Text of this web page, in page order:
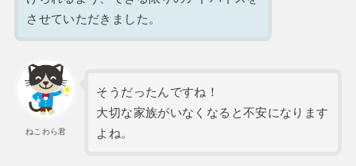
させていただきました。
ねこわら君
そうだったんですね！
大切な家族がいなくなると不安になります
よね。